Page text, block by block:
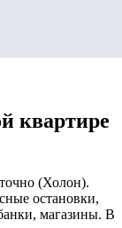
квартире
(Холон).
остановки,
магазины. В